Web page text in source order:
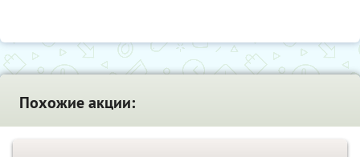
Похожие акции: